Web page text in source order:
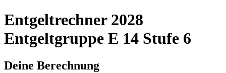
Entgeltrechner 2028
Entgeltgruppe E 14 Stufe 6
Deine Berechnung